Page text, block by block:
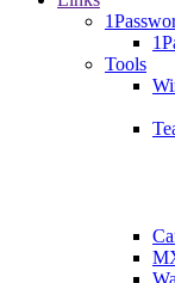
Tools